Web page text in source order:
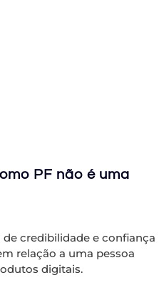
PF não é uma
credibilidade e confiança
relação a uma pessoa
digitais.